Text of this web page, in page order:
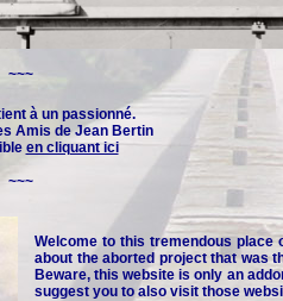
~~~
à un passionné.
Amis de Jean Bertin
en cliquant ici
~~~
Welcome to this tremendous place
about the aborted project that was
Beware, this website is only an
suggest you to also visit those